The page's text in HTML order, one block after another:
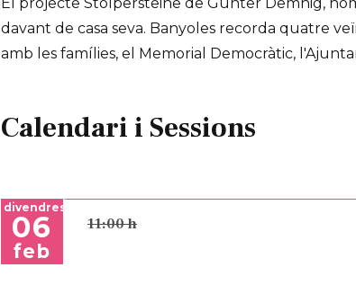
davant de casa seva. Banyoles recorda quatre
amb les famílies, el Memorial Democràtic,
Calendari i Sessions
divendres
06
feb
11:00 h